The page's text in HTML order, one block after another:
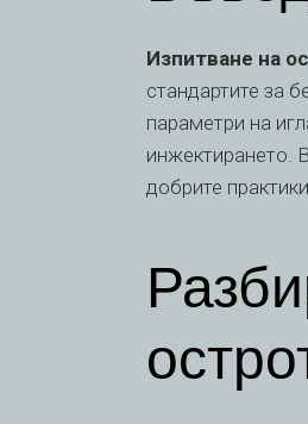
Изпитване на
стандартите за
параметри на
инжектирането.
добрите